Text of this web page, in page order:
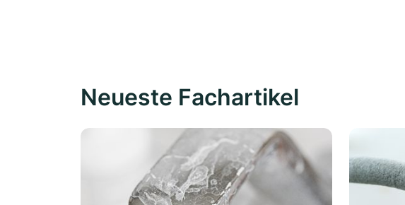
Neueste Fachartikel